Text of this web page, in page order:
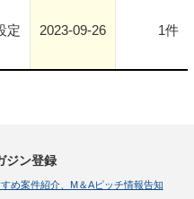
定 2023-09-26 1件
ジン登録
め案件紹介、M＆Aピッチ情報告知